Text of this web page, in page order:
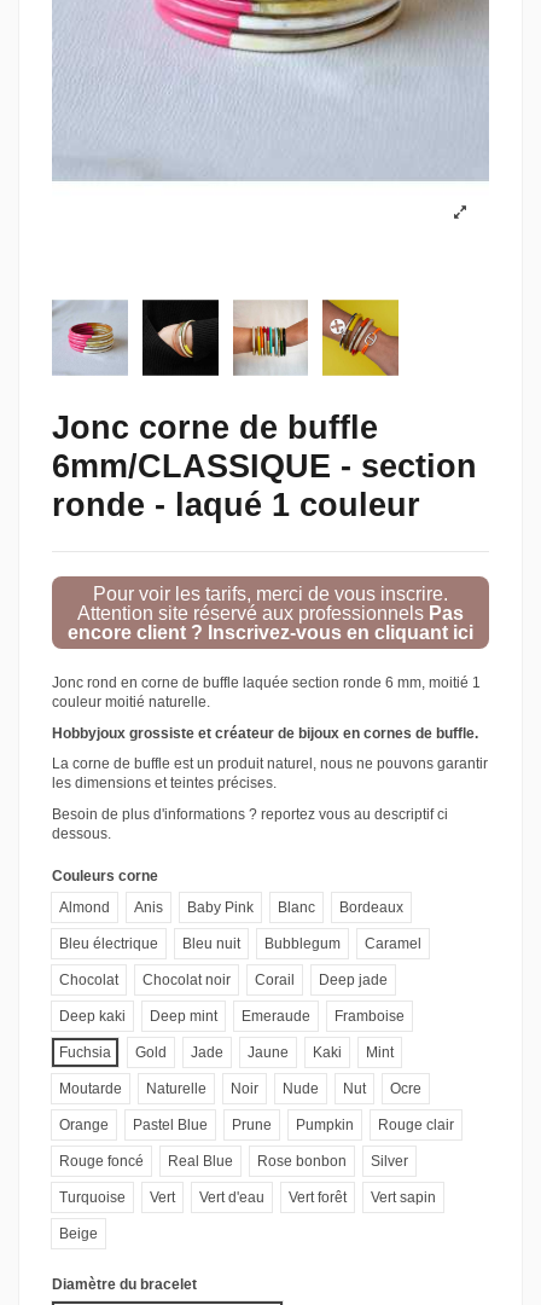
Jonc corne de buffle
6mm/CLASSIQUE - section
ronde - laqué 1 couleur
Pour voir les tarifs, merci de vous inscrire.
Attention site réservé aux professionnels Pas
encore client ? Inscrivez-vous en cliquant ici
Jonc rond en corne de buffle laquée section ronde 6 mm, moitié 1
couleur moitié naturelle.
Hobbyjoux grossiste et créateur de bijoux en cornes de buffle.
La corne de buffle est un produit naturel, nous ne pouvons garantir
les dimensions et teintes précises.
Besoin de plus d'informations ? reportez vous au descriptif ci
dessous.
Couleurs corne
Almond
Anis Baby Pink Blanc Bordeaux
Bleu électrique Bleu nuit Bubblegum Caramel
Chocolat Chocolat noir Corail Deep jade
Deep kaki Deep mint Emeraude Framboise
Fuchsia Gold Jade Jaune Kaki Mint
Moutarde Naturelle Noir Nude Nut Ocre
Orange Pastel Blue Prune Pumpkin Rouge clair
Rouge foncé Real Blue Rose bonbon Silver
Turquoise Vert Vert d'eau Vert forêt Vert sapin
Beige
Diamètre du bracelet